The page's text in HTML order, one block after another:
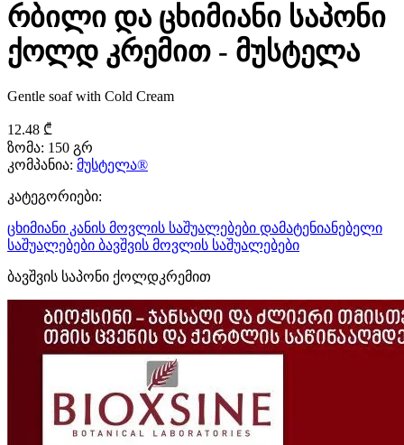
რბილი და ცხიმიანი საპონი
ქოლდ კრემით - მუსტელა
Gentle soaf with Cold Cream
12.48 ₾
ზომა: 150 გრ
კომპანია: მუსტელა®
კატეგორიები:
ცხიმიანი კანის მოვლის საშუალებები დამატენიანებელი
საშუალებები ბავშვის მოვლის საშუალებები
ბავშვის საპონი ქოლდკრემით